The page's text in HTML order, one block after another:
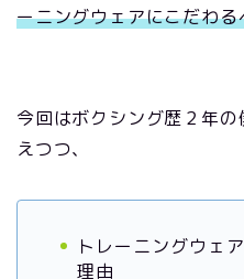
ーニングウェアにこだわ
今回はボクシング歴２年
えつつ、
トレーニングウェ
理由